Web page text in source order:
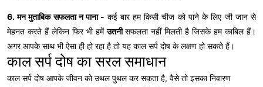
6. मन मुताबिक सफलता न पाना - कई बार हम किसी चीज को पाने के लिए जी जान से
मेहनत करते हैं लेकिन फिर भी हमेंउतनीसफलता नहीं मिलती है जिसके हम काबिल हैं।
अगर आपके साथ भी ऐसा ही हो रहा है तो यह काल सर्प दोष के लक्षण हो सकते हैं।
काल सर्प दोष का सरल समाधान
काल सर्प दोष आपके जीवन को उथल पुथल कर सकता है, वैसे तो इसका निवारण